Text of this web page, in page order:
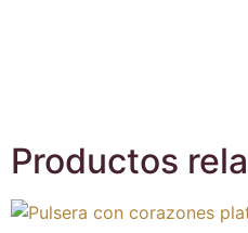
Productos